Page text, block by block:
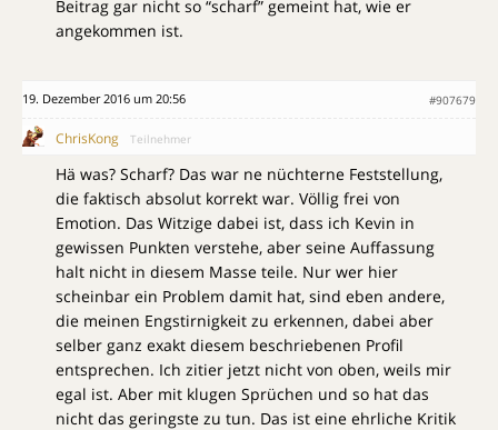
Beitrag gar nicht so “scharf” gemeint hat, wie er
angekommen ist.
19. Dezember 2016 um 20:56 #907679
ChrisKong Teilnehmer
Hä was? Scharf? Das war ne nüchterne Feststellung,
die faktisch absolut korrekt war. Völlig frei von
Emotion. Das Witzige dabei ist, dass ich Kevin in
gewissen Punkten verstehe, aber seine Auffassung
halt nicht in diesem Masse teile. Nur wer hier
scheinbar ein Problem damit hat, sind eben andere,
die meinen Engstirnigkeit zu erkennen, dabei aber
selber ganz exakt diesem beschriebenen Profil
entsprechen. Ich zitier jetzt nicht von oben, weils mir
egal ist. Aber mit klugen Sprüchen und so hat das
nicht das geringste zu tun. Das ist eine ehrliche Kritik